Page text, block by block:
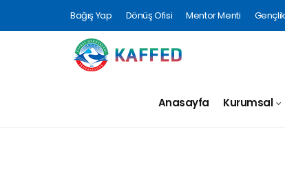
Bağış Yap Dönüş Ofisi Mentor Menti
Anasayfa Kurumsal